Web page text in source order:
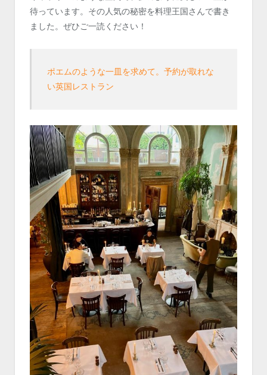
待っています。その人気の秘密を料理王国さんで書き
ました。ぜひご一読ください！
ポエムのような一皿を求めて。予約が取れな
い英国レストラン